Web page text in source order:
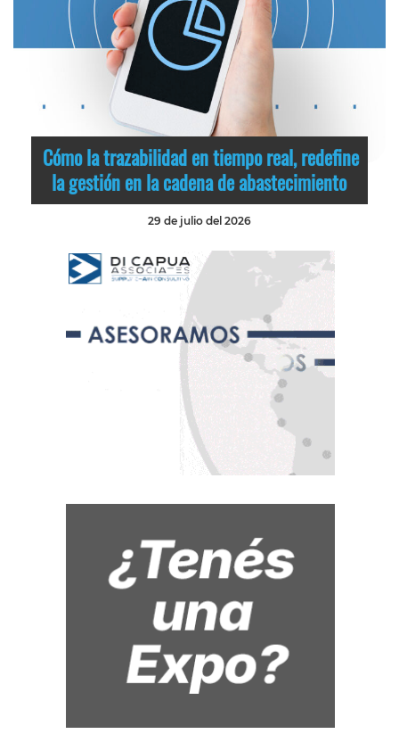
Cómo la trazabilidad en tiempo real, redefine
la gestión en la cadena de abastecimiento
29 de julio del 2026